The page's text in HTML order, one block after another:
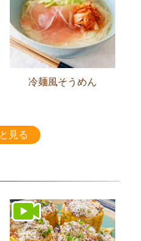
冷麺風そうめん
見る